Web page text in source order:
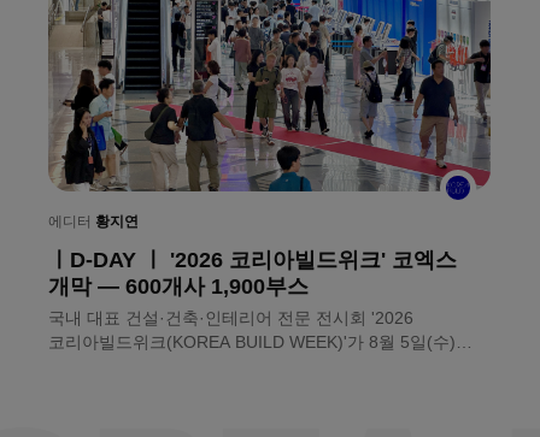
에디터 황지연
ㅣD-DAY ㅣ '2026 코리아빌드위크' 코엑스
개막 — 600개사 1,900부스
국내 대표 건설·건축·인테리어 전문 전시회 '2026
코리아빌드위크(KOREA BUILD WEEK)'가 8월 5일(수)